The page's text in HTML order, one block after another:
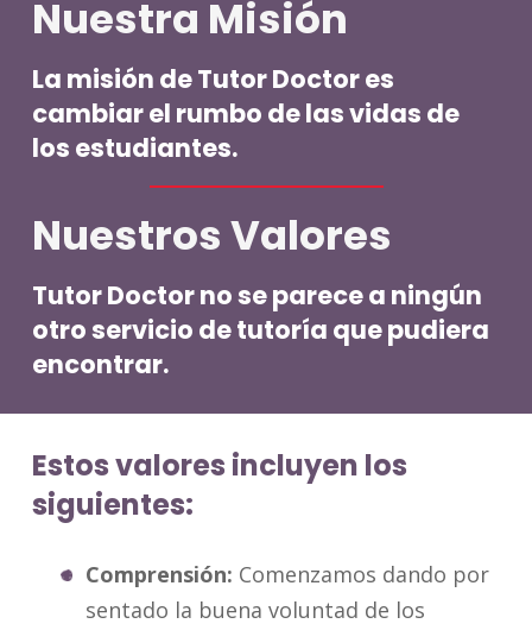
Nuestra Misión
La misión de Tutor Doctor es
cambiar el rumbo de las vidas de
los estudiantes.
Nuestros Valores
Tutor Doctor no se parece a ningún
otro servicio de tutoría que pudiera
encontrar.
Estos valores incluyen los
siguientes:
Comprensión: Comenzamos dando por
sentado la buena voluntad de los